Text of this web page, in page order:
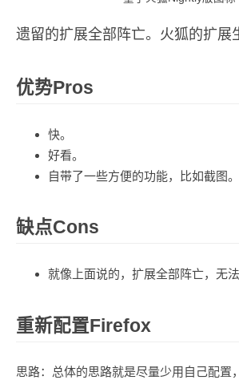
遗留的扩展全部阵亡。火狐的扩展
优势Pros
快。
好看。
自带了一些方便的功能，比如截图。
缺点Cons
就像上面说的，扩展全部阵亡，无法
重新配置Firefox
思路：总体的思路就是尽量少用自己配置